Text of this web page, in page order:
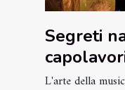
Segreti
classica
L'arte della